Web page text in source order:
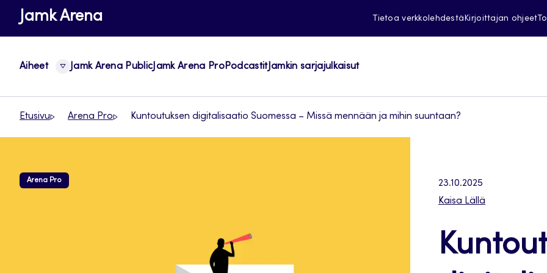
SiirryJamk Arena Tietoa verkkolehdestäKirjoittajan ohjeet
Aiheet Jamk Arena PublicJamk Arena ProPodcastitJamkin sarjajulkaisut
Etusivu Arena Pro Kuntoutuksen digitalisaatio Suomessa – Missä mennään ja mihin suuntaan?
Arena Pro
23.10.2025
Kaisa Lällä